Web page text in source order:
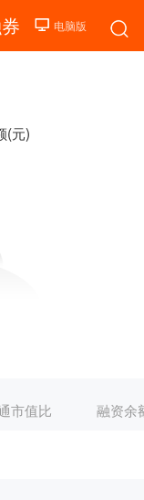
(元)
市值比 融资余